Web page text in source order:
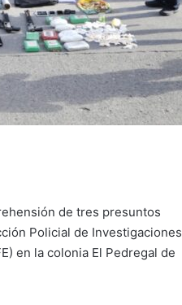
de tres presuntos
Policial de Investigaciones
en la colonia El Pedregal de